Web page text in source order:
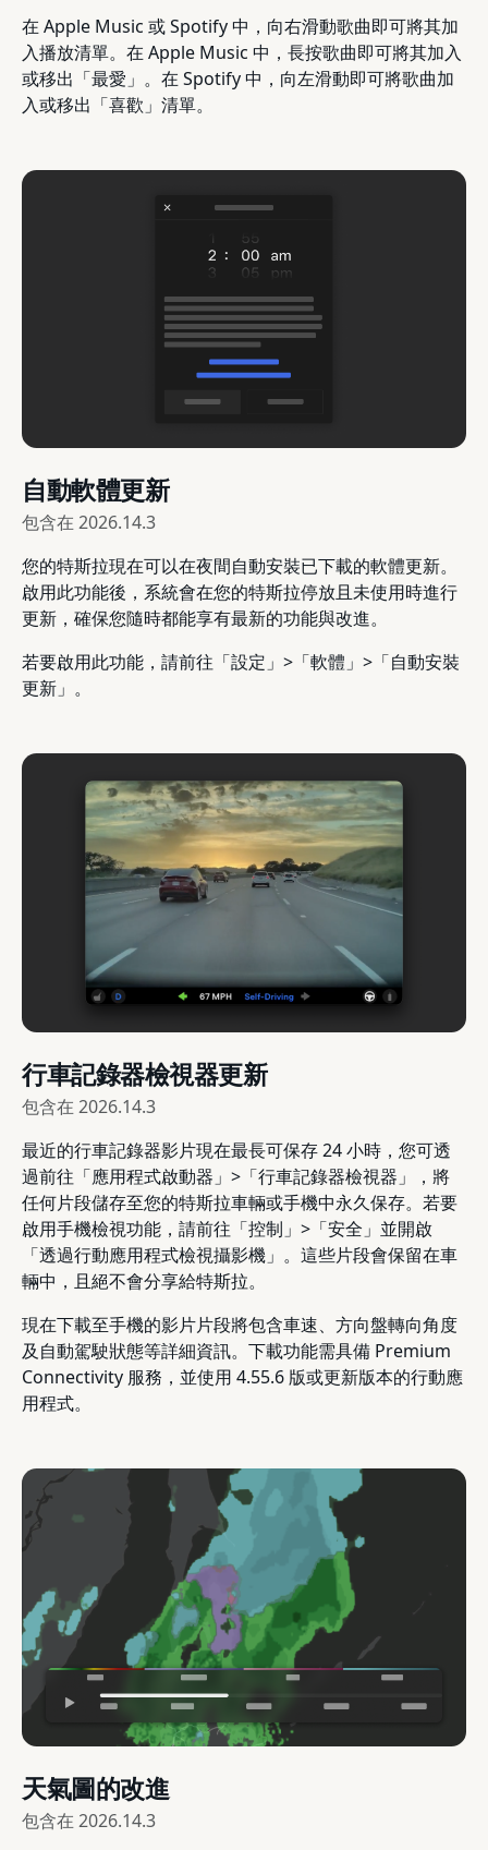
在 Apple Music 或 Spotify 中，向右滑動歌曲即可將其加
入播放清單。在 Apple Music 中，長按歌曲即可將其加入
或移出「最愛」。在 Spotify 中，向左滑動即可將歌曲加
入或移出「喜歡」清單。
自動軟體更新
包含在2026.14.3
您的特斯拉現在可以在夜間自動安裝已下載的軟體更新。
啟用此功能後，系統會在您的特斯拉停放且未使用時進行
更新，確保您隨時都能享有最新的功能與改進。
若要啟用此功能，請前往「設定」>「軟體」>「自動安裝
更新」。
行車記錄器檢視器更新
包含在 2026.14.3
最近的行車記錄器影片現在最長可保存 24 小時，您可透
過前往「應用程式啟動器」>「行車記錄器檢視器」，將
任何片段儲存至您的特斯拉車輛或手機中永久保存。若要
啟用手機檢視功能，請前往「控制」>「安全」並開啟
「透過行動應用程式檢視攝影機」。這些片段會保留在車
輛中，且絕不會分享給特斯拉。
現在下載至手機的影片片段將包含車速、方向盤轉向角度
及自動駕駛狀態等詳細資訊。下載功能需具備 Premium
Connectivity 服務，並使用 4.55.6 版或更新版本的行動應
用程式。
天氣圖的改進
包含在 2026.14.3